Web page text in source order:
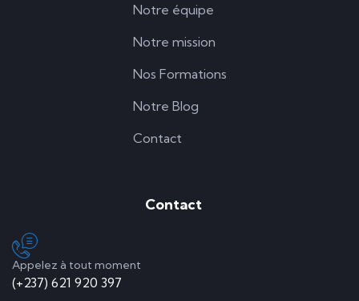
Notre équipe
Notre mission
Nos Formations
Notre Blog
Contact
Contact
Appelez à tout moment
(+237) 621 920 397